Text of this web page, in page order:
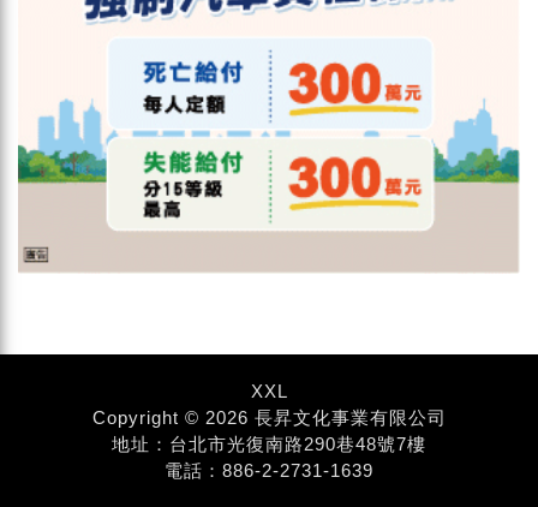
XXL
Copyright © 2026 長昇文化事業有限公司
地址：台北市光復南路290巷48號7樓
電話：886-2-2731-1639